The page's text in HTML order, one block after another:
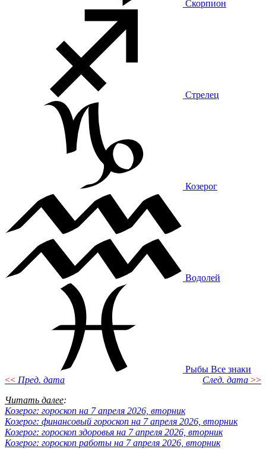
Скорпион
Стрелец
Козерог
Водолей
Рыбы Все знаки
<< Пред. дата След. дата >>
Читать далее:
Козерог: гороскоп на 7 апреля 2026, вторник
Козерог: финансовый гороскоп на 7 апреля 2026, вторник
Козерог: гороскоп здоровья на 7 апреля 2026, вторник
Козерог: гороскоп работы на 7 апреля 2026, вторник